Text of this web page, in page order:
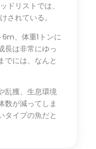
ドリストでは、
されている。
、体重1トンに
長は非常にゆっ
でには、なんと
乱獲、生息環境
数が減ってしま
タイプの魚だと